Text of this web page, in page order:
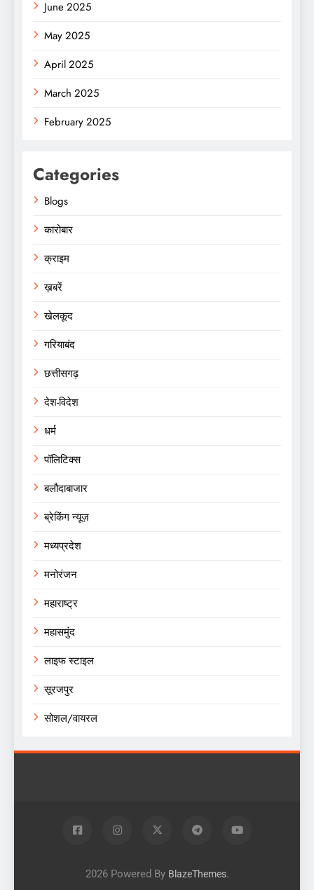
June 2025
May 2025
April 2025
March 2025
February 2025
Categories
Blogs
कारोबार
क्राइम
ख़बरें
खेलकूद
गरियाबंद
छत्तीसगढ़
देश-विदेश
धर्म
पॉलिटिक्स
बलौदाबाजार
ब्रेकिंग न्यूज़
मध्यप्रदेश
मनोरंजन
महाराष्ट्र
महासमुंद
लाइफ स्टाइल
सूरजपुर
सोशल/वायरल
2026 Powered By BlazeThemes.